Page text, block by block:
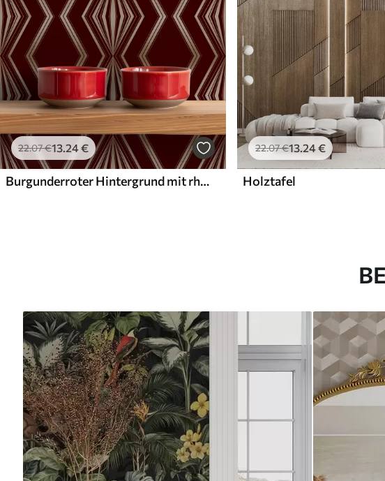
22.07€13.24€
Burgunderroter Hintergrund mit rhythmischen Rauten und Zickzacklinien
22.07€13.24€
Holztafel